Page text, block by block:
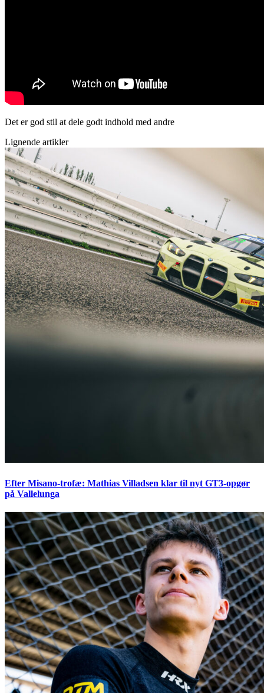
Det er god stil at dele godt indhold med andre
Lignende artikler
Efter Misano-trofæ: Mathias Villadsen klar til nyt GT3-opgør
på Vallelunga